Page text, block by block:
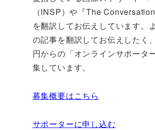
（INSP）や『The
を翻訳してお伝えしています。
の記事を翻訳してお伝えしたく
円からの「オンラインサポータ
集しています。
募集概要はこちら
サポーターに申し込む